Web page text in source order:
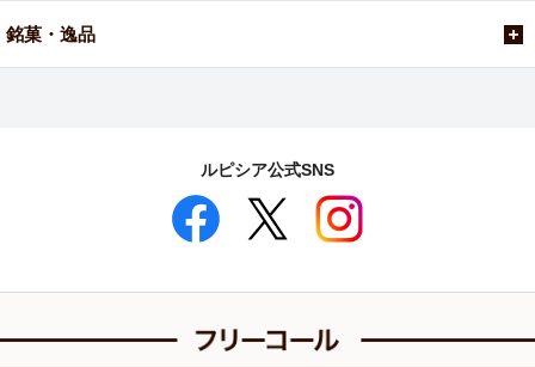
銘菓・逸品
ルピシア公式SNS